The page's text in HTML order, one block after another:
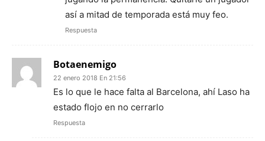
así a mitad de temporada está muy feo.
Respuesta
Botaenemigo
22 enero 2018 En 21:56
Es lo que le hace falta al Barcelona, ahí Laso ha
estado flojo en no cerrarlo
Respuesta